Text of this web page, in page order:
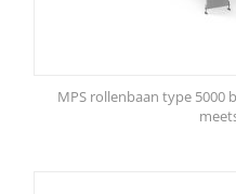
MPS rollenbaan type 5000